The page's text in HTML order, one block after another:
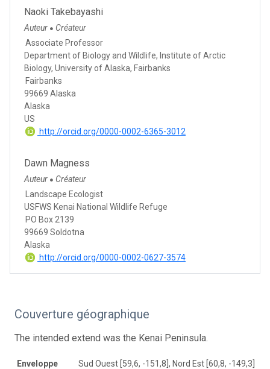
Naoki Takebayashi
Auteur ● Créateur
Associate Professor
Department of Biology and Wildlife, Institute of Arctic
Biology, University of Alaska, Fairbanks
Fairbanks
99669 Alaska
Alaska
US
http://orcid.org/0000-0002-6365-3012
Dawn Magness
Auteur ● Créateur
Landscape Ecologist
USFWS Kenai National Wildlife Refuge
PO Box 2139
99669 Soldotna
Alaska
http://orcid.org/0000-0002-0627-3574
Couverture géographique
The intended extend was the Kenai Peninsula.
Enveloppe
Sud Ouest [59,6, -151,8], Nord Est [60,8, -149,3]